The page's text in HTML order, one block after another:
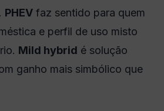
PHEV faz sentido para quem
e perfil de uso misto
Mild hybrid é solução
ganho mais simbólico que